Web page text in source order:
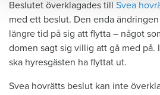
Beslutet överklagades till Svea
med ett beslut. Den enda
längre tid på sig att flytta – något
domen sagt sig villig att gå med på.
ska hyresgästen ha flyttat ut.
Svea hovrätts beslut kan inte